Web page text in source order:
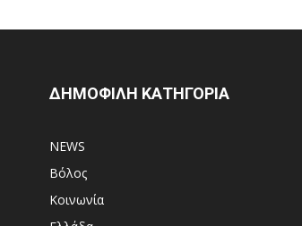
ΔΗΜΟΦΙΛΗ ΚΑΤΗΓΟΡΙΑ
NEWS
Βόλος
Κοινωνία